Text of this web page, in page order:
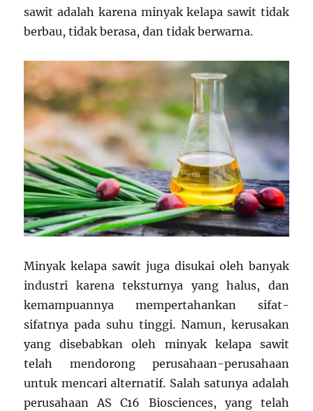
sawit adalah karena minyak kelapa sawit tidak
berbau, tidak berasa, dan tidak berwarna.
Minyak kelapa sawit juga disukai oleh banyak
industri karena teksturnya yang halus, dan
kemampuannya mempertahankan sifat-
sifatnya pada suhu tinggi. Namun, kerusakan
yang disebabkan oleh minyak kelapa sawit
telah mendorong perusahaan-perusahaan
untuk mencari alternatif. Salah satunya adalah
perusahaan AS C16 Biosciences, yang telah